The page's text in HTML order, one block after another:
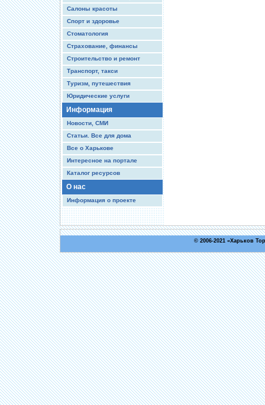
Салоны красоты
Спорт и здоровье
Стоматология
Страхование, финансы
Строительство и ремонт
Транспорт, такси
Туризм, путешествия
Юридические услуги
Информация
Новости, СМИ
Статьи. Все для дома
Все о Харькове
Интересное на портале
Каталог ресурсов
О нас
Информация о проекте
© 2006-2021 «Харьков